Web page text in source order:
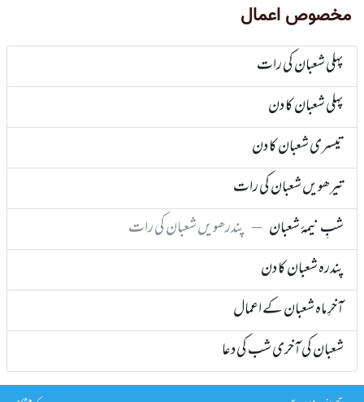
مخصوص اعمال
پہلی شعبان کی رات
پہلی شعبان کا دن
تیسری شعبان کا دن
تیرھویں شعبان کی رات
شبِ نیمۂ شعبان – پندرھویں شعبان کی رات
پندرہ شعبان کا دن
آخرِ ماہ شعبان کے اعمال
شعبان کی آخری شب کی دعا